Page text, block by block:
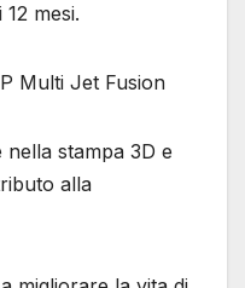
mesi.
Multi Jet Fusion
stampa 3D e
alla